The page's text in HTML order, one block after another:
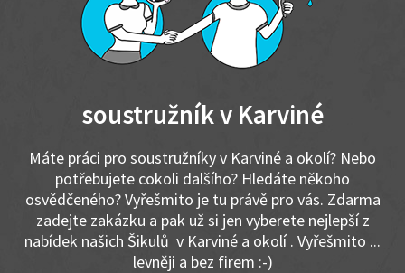
soustružník v Karviné
Máte práci pro soustružníky v Karviné a okolí? Nebo
potřebujete cokoli dalšího? Hledáte někoho
osvědčeného? Vyřešmito je tu právě pro vás. Zdarma
zadejte zakázku a pak už si jen vyberete nejlepší z
nabídek našich Šikulů v Karviné a okolí . Vyřešmito ...
levněji a bez firem :-)